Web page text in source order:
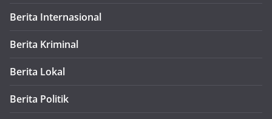
Berita Internasional
Berita Kriminal
Berita Lokal
Berita Politik